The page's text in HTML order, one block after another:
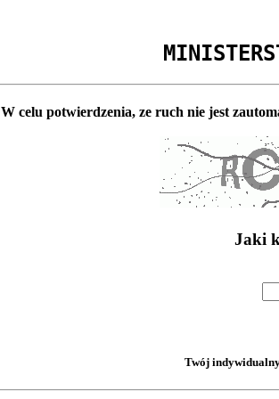
W celu potwierdzenia, ze ruch nie jest
Jaki
Twój